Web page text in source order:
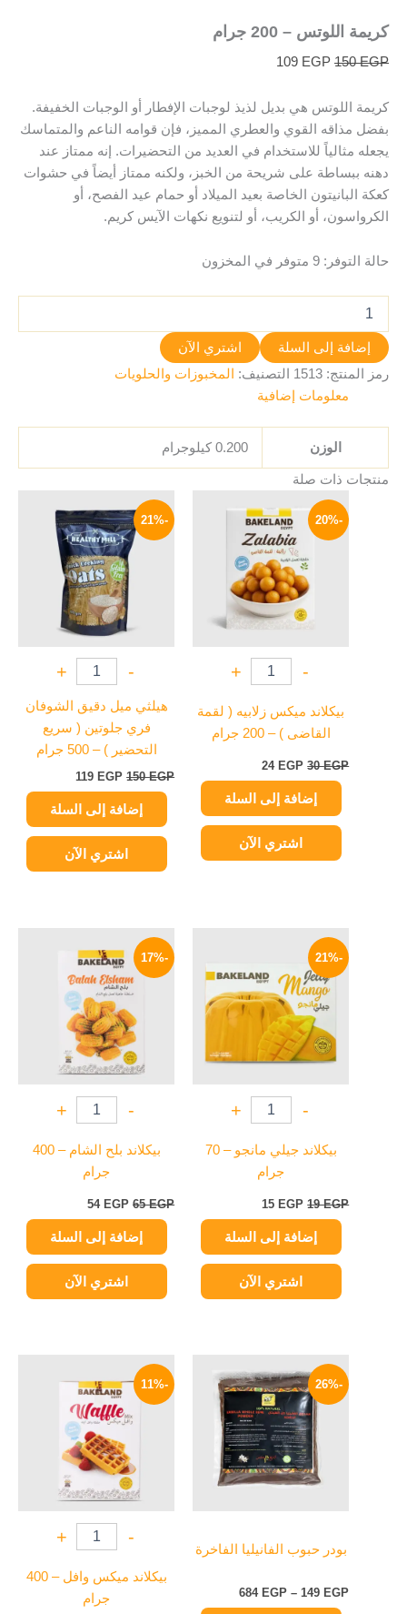
كريمة اللوتس – 200 جرام
150EGP
109 EGP
كريمة اللوتس هي بديل لذيذ لوجبات الإفطار أو الوجبات الخفيفة.
بفضل مذاقه القوي والعطري المميز، فإن قوامه الناعم والمتماسك
يجعله مثالياً للاستخدام في العديد من التحضيرات. إنه ممتاز عند
دهنه ببساطة على شريحة من الخبز، ولكنه ممتاز أيضاً في حشوات
كعكة البانيتون الخاصة بعيد الميلاد أو حمام عيد الفصح، أو
الكرواسون، أو الكريب، أو لتنويع نكهات الآيس كريم.
حالة التوفر: 9 متوفر في المخزون
إضافة إلى السلة
اشتري الآن
رمز المنتج: 1513 التصنيف:
المخبوزات والحلويات
معلومات إضافية
الوزن 0.200 كيلوجرام
منتجات ذات صلة
-20%
-
+
بيكلاند ميكس زلابيه ( لقمة
القاضى ) – 200 جرام
30EGP
الأصلي
هو:
30 EGP.
24 EGP
الحالي
هو:
24 EGP.
إضافة إلى السلة
اشتري الآن
-21%
-
+
هيلثي ميل دقيق الشوفان
فري جلوتين ( سريع
التحضير ) – 500 جرام
150EGP
الأصلي
هو:
150 EGP.
119 EGP
الحالي
هو:
119 EGP.
إضافة إلى السلة
اشتري الآن
-21%
-
+
بيكلاند جيلي مانجو – 70
جرام
19EGP
19 EGP.
15 EGP
15 EGP.
إضافة إلى السلة
اشتري الآن
-17%
-
+
بيكلاند بلح الشام – 400
جرام
65EGP
الأصلي
هو:
65 EGP.
54 EGP
الحالي
هو:
54 EGP.
إضافة إلى السلة
اشتري الآن
-26%
بودر حبوب الفانيليا الفاخرة
149 EGP
–
684 EGP
السعر:
من
خلال
⁦684 EGP⁩
هناك
العديد
من
الأشكال
المختلفة
الخيارات
صفحة
-11%
-
+
بيكلاند ميكس وافل – 400
جرام
الأصلي
هو:
80 EGP.
هو:
71 EGP.